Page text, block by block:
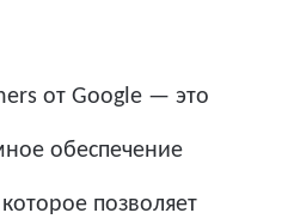
от Google — это
обеспечение
позволяет